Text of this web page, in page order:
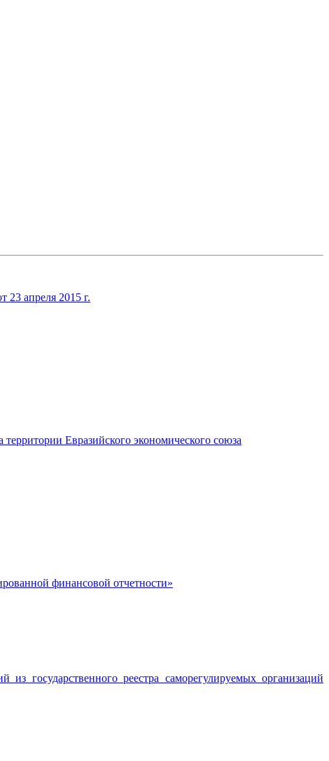
апреля 2015 г.
Евразийского экономического союза
финансовой отчетности»
государственного реестра саморегулируемых организаций